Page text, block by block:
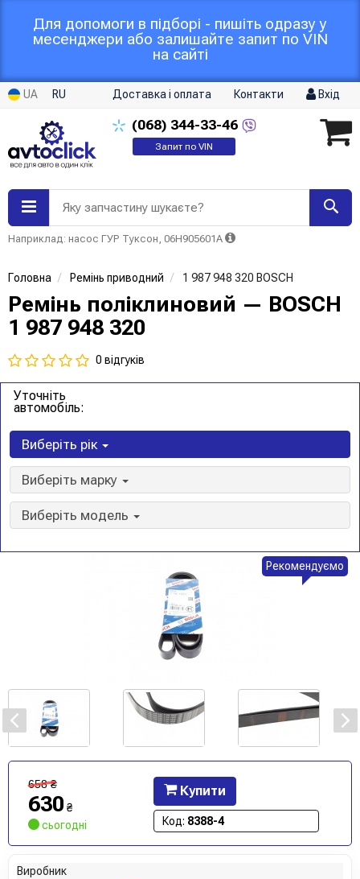
Для допомоги в підборі - пишіть одразу у
месенджери або залишайте запит по VIN
на сайті
UA RU Доставка і оплата Контакти Вхід
(068) 344-33-46
Запит по VIN
Яку запчастину шукаєте?
Наприклад: насос ГУР Туксон, 06H905601A
Головна Ремінь приводний 1 987 948 320 BOSCH
Ремінь поліклиновий — BOSCH
1 987 948 320
0 відгуків
Уточніть
автомобіль:
Виберіть рік
Виберіть марку
Виберіть модель
Рекомендуємо
658 ₴
630 ₴
сьогодні
Купити
Код: 8388-4
Виробник